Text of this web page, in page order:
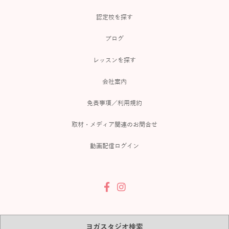
認定校を探す
ブログ
レッスンを探す
会社案内
免責事項／利用規約
取材・メディア関連のお問合せ
動画配信ログイン
ヨガスタジオ検索